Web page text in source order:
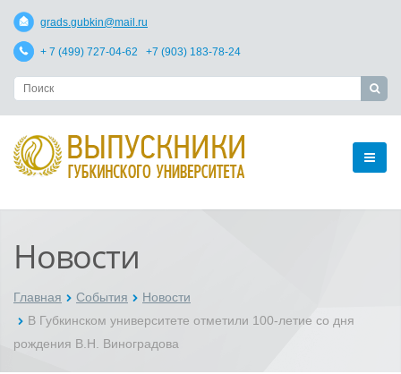
grads.gubkin@mail.ru
+ 7 (499) 727-04-62 +7 (903) 183-78-24
Новости
Главная События
Новости
В Губкинском университете отметили 100-летие со дня
рождения В.Н. Виноградова